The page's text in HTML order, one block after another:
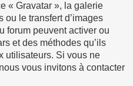
« Gravatar », la galerie
ou le transfert d’images
forum peuvent activer ou
et des méthodes qu’ils
utilisateurs. Si vous ne
vous invitons à contacter